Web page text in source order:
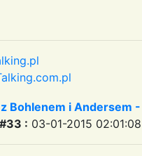
Bohlenem i Andersem
: 03-01-2015